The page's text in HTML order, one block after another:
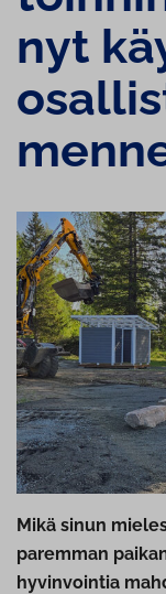
nyt
Mikä sinun
paremman
hyvinvointia